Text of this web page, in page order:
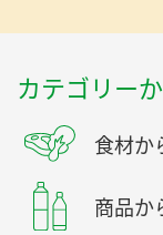
カテゴリー
食材か
商品か